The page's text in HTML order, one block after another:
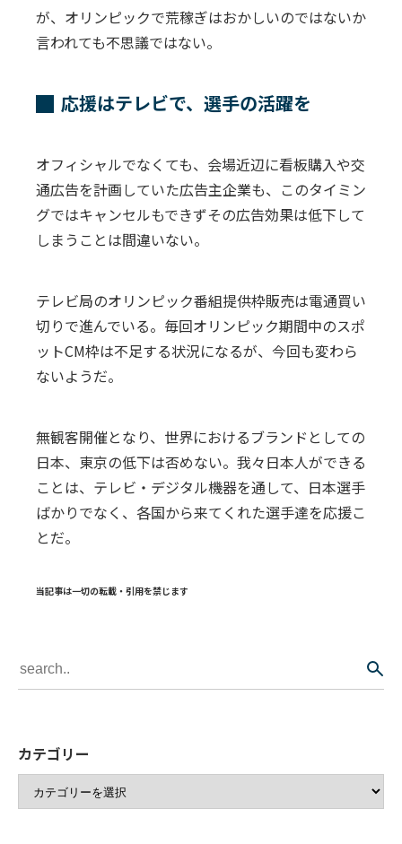
が、オリンピックで荒稼ぎはおかしいのではないか
言われても不思議ではない。
応援はテレビで、選手の活躍を
オフィシャルでなくても、会場近辺に看板購入や交
通広告を計画していた広告主企業も、このタイミン
グではキャンセルもできずその広告効果は低下して
しまうことは間違いない。
テレビ局のオリンピック番組提供枠販売は電通買い
切りで進んでいる。毎回オリンピック期間中のスポ
ットCM枠は不足する状況になるが、今回も変わら
ないようだ。
無観客開催となり、世界におけるブランドとしての
日本、東京の低下は否めない。我々日本人ができる
ことは、テレビ・デジタル機器を通して、日本選手
ばかりでなく、各国から来てくれた選手達を応援こ
とだ。
当記事は一切の転載・引用を禁じます
カテゴリー